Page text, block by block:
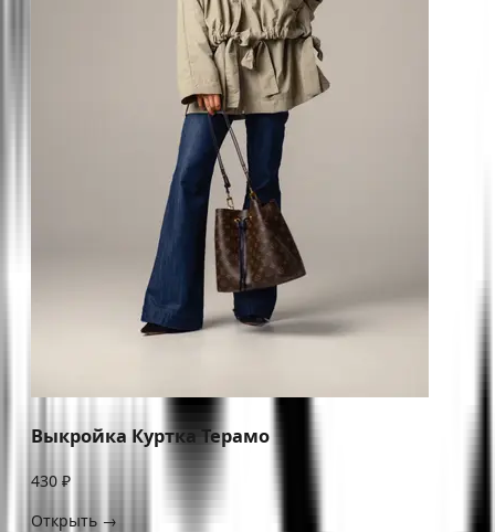
Выкройка Куртка Терамо
430 ₽
Открыть →